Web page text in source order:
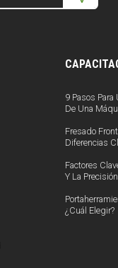
9 Pasos Para
De Una
Fresado
Diferencias
Factores
Y La
¿Cuál Elegir?